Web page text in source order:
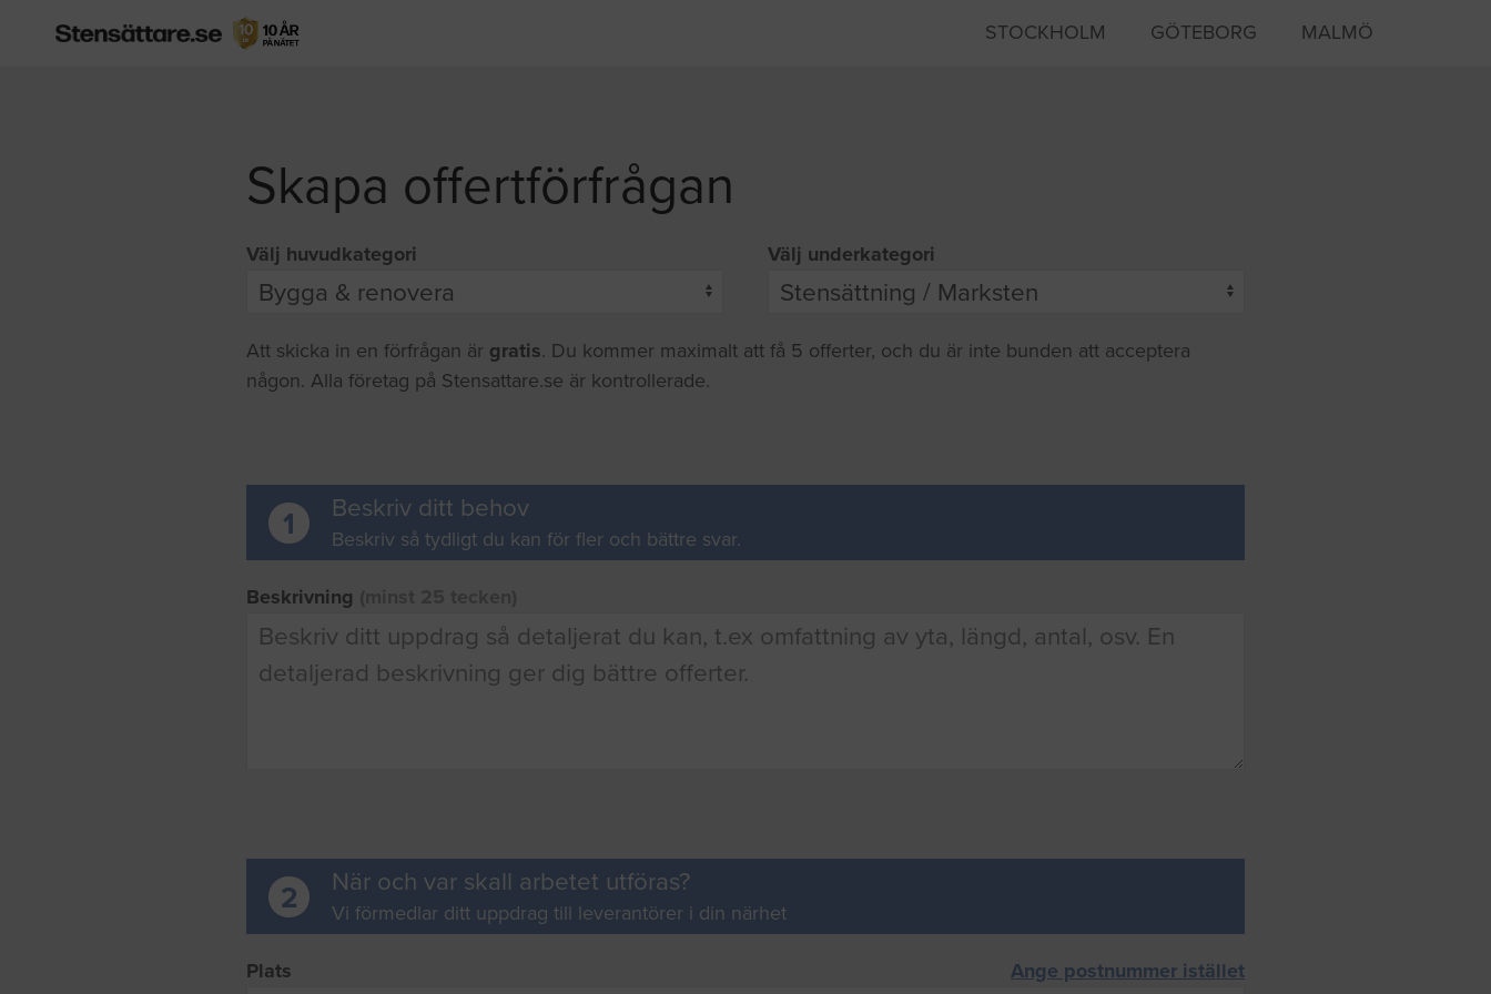
STOCKHOLM GÖTEBORG MALMÖ
Skapa offertförfrågan
Välj huvudkategori Välj underkategori
Att skicka in en förfrågan är gratis. Du kommer maximalt att få 5 offerter, och du är inte bunden att acceptera
någon. Alla företag på Stensattare.se är kontrollerade.
1 Beskriv ditt behov
Beskriv så tydligt du kan för fler och bättre svar.
Beskrivning
2 När och var skall arbetet utföras?
Vi förmedlar ditt uppdrag till leverantörer i din närhet
Plats Ange postnummer istället